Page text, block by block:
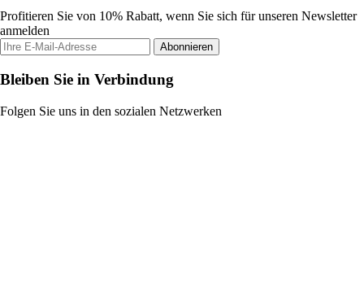
Profitieren Sie von 10% Rabatt, wenn Sie sich für unseren Newsletter
anmelden
Abonnieren
Bleiben Sie in Verbindung
Folgen Sie uns in den sozialen Netzwerken